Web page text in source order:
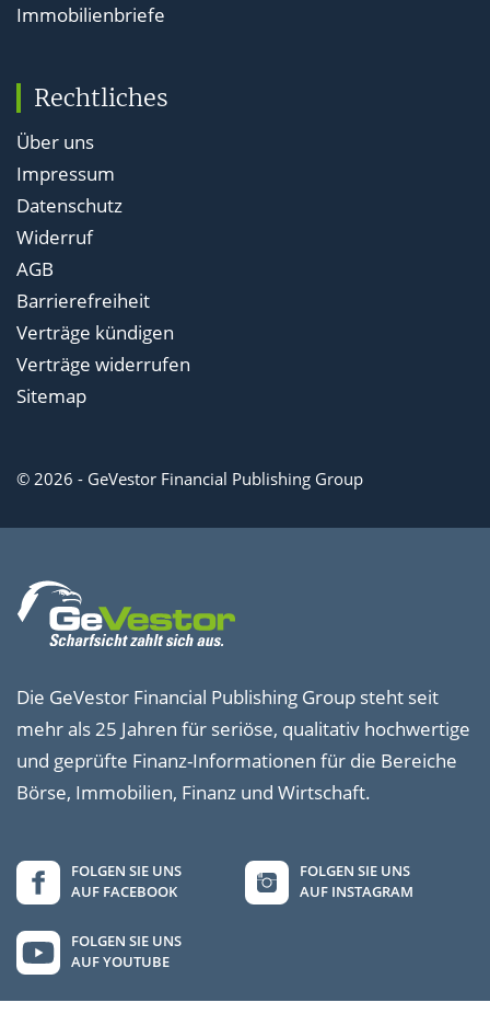
Immobilienbriefe
Rechtliches
Über uns
Impressum
Datenschutz
Widerruf
AGB
Barrierefreiheit
Verträge kündigen
Verträge widerrufen
Sitemap
© 2026 - GeVestor Financial Publishing Group
Die GeVestor Financial Publishing Group steht seit
mehr als 25 Jahren für seriöse, qualitativ hochwertige
und geprüfte Finanz-Informationen für die Bereiche
Börse, Immobilien, Finanz und Wirtschaft.
FOLGEN SIE UNS
AUF FACEBOOK
FOLGEN SIE UNS
AUF INSTAGRAM
FOLGEN SIE UNS
AUF YOUTUBE